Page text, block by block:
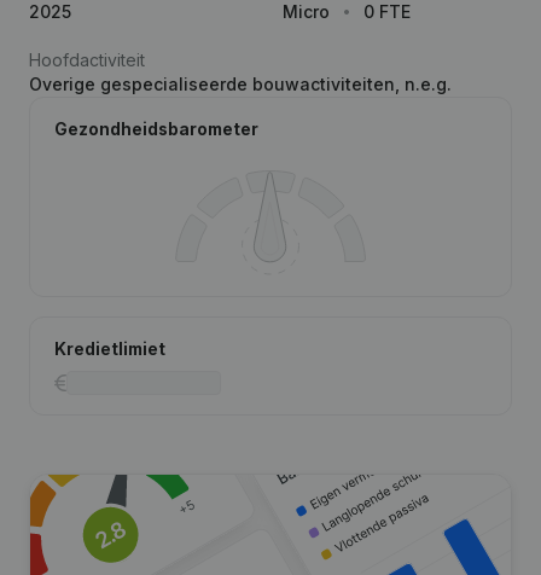
2025
Micro
0 FTE
Hoofdactiviteit
Overige gespecialiseerde bouwactiviteiten, n.e.g.
Gezondheidsbarometer
Kredietlimiet